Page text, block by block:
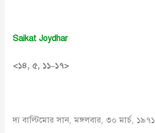
Saikat Joydhar
<১৪, ৫, ১১–১৭>
দ্য বাল্টিমোর সান, মঙ্গলবার, ৩০ মার্চ, ১৯৭১